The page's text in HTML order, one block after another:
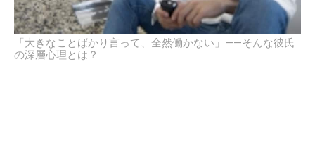
「大きなことばかり言って、全然働かない」――そんな彼氏
の深層心理とは？